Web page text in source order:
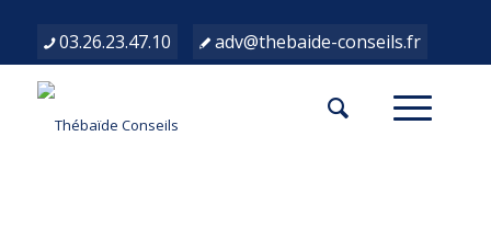
03.26.23.47.10 adv@thebaide-conseils.fr